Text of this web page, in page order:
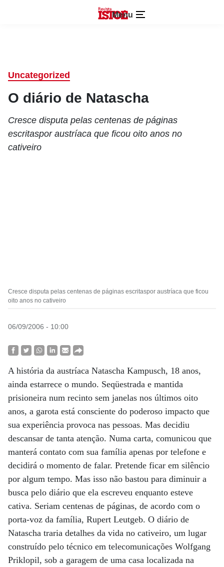
Menu
Uncategorized
O diário de Natascha
Cresce disputa pelas centenas de páginas
escritaspor austríaca que ficou oito anos no
cativeiro
Cresce disputa pelas centenas de páginas escritaspor austríaca que ficou
oito anos no cativeiro
06/09/2006 - 10:00
A história da austríaca Natascha Kampusch, 18 anos,
ainda estarrece o mundo. Seqüestrada e mantida
prisioneira num recinto sem janelas nos últimos oito
anos, a garota está consciente do poderoso impacto que
sua experiência provoca nas pessoas. Mas decidiu
descansar de tanta atenção. Numa carta, comunicou que
manterá contato com sua família apenas por telefone e
decidirá o momento de falar. Pretende ficar em silêncio
por algum tempo. Mas isso não bastou para diminuir a
busca pelo diário que ela escreveu enquanto esteve
cativa. Seriam centenas de páginas, de acordo com o
porta-voz da família, Rupert Leutgeb. O diário de
Natascha traria detalhes da vida no cativeiro, um lugar
construído pelo técnico em telecomunicações Wolfgang
Priklopil, sob a garagem de uma casa localizada na